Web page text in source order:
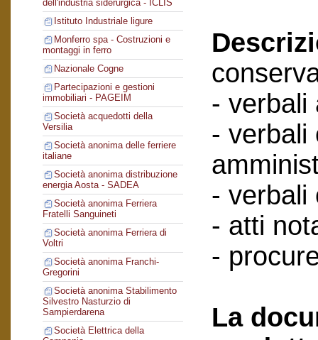
dell'industria siderurgica - ICLIS
Istituto Industriale ligure
Monferro spa - Costruzioni e
montaggi in ferro
Nazionale Cogne
Partecipazioni e gestioni
immobiliari - PAGEIM
Società acquedotti della
Versilia
Società anonima delle ferriere
italiane
Società anonima distribuzione
energia Aosta - SADEA
Società anonima Ferriera
Fratelli Sanguineti
Società anonima Ferriera di
Voltri
Società anonima Franchi-
Gregorini
Società anonima Stabilimento
Silvestro Nasturzio di
Sampierdarena
Società Elettrica della
- verbali
- verbali
- verbali
- atti
-
La